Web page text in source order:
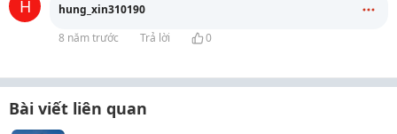
H
hung_xin310190
8 năm trước
Trả lời 0
Bài viết liên quan